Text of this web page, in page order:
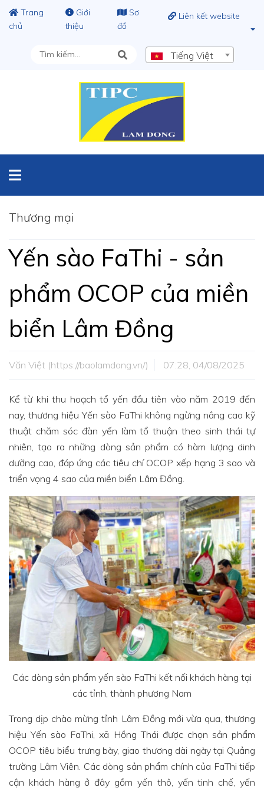
Trang
chủ
Giới
thiệu
Sơ
đồ
Liên kết website
Tiếng Việt
Thương mại
Yến sào FaThi - sản
phẩm OCOP của miền
biển Lâm Đồng
Văn Việt (https://baolamdong.vn/) 07:28, 04/08/2025
Kể từ khi thu hoạch tổ yến đầu tiên vào năm 2019 đến
nay, thương hiệu Yến sào FaThi không ngừng nâng cao kỹ
thuật chăm sóc đàn yến làm tổ thuận theo sinh thái tự
nhiên, tạo ra những dòng sản phẩm có hàm lượng dinh
dưỡng cao, đáp ứng các tiêu chí OCOP xếp hạng 3 sao và
triển vọng 4 sao của miền biển Lâm Đồng.
Các dòng sản phẩm yến sào FaThi kết nối khách hàng tại
các tỉnh, thành phương Nam
Trong dịp chào mừng tỉnh Lâm Đồng mới vừa qua, thương
hiệu Yến sào FaThi, xã Hồng Thái được chọn sản phẩm
OCOP tiêu biểu trưng bày, giao thương dài ngày tại Quảng
trường Lâm Viên. Các dòng sản phẩm chính của FaThi tiếp
cận khách hàng ở đây gồm yến thô, yến tinh chế, yến